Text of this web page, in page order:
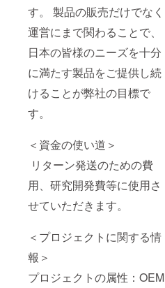
す。 製品の販売だけでなく
運営にまで関わることで、
日本の皆様のニーズを十分
に満たす製品をご提供し続
けることが弊社の目標で
す。
＜資金の使い道＞
リターン発送のための費
用、研究開発費等に使用さ
せていただきます。
＜プロジェクトに関する情
報＞
プロジェクトの属性：OEM